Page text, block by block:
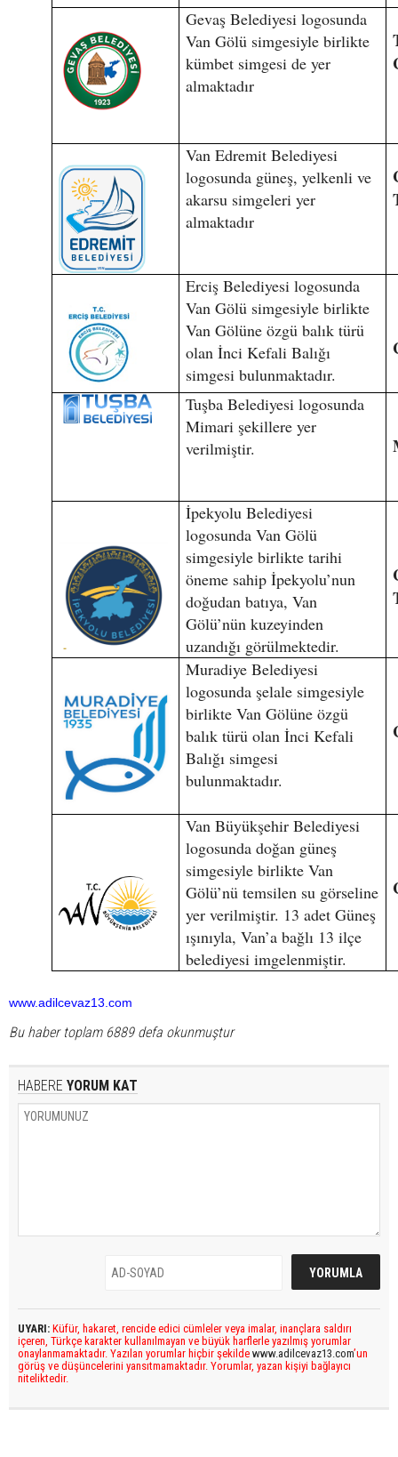
Gevaş Belediyesi logosunda
Van Gölü simgesiyle birlikte
kümbet simgesi de yer
almaktadır
Van Edremit Belediyesi
logosunda güneş, yelkenli ve
akarsu simgeleri yer
almaktadır
Erciş Belediyesi logosunda
Van Gölü simgesiyle birlikte
Van Gölüne özgü balık türü
olan İnci Kefali Balığı
simgesi bulunmaktadır.
Tuşba Belediyesi logosunda
Mimari şekillere yer
verilmiştir.
İpekyolu Belediyesi
logosunda Van Gölü
simgesiyle birlikte tarihi
öneme sahip İpekyolu’nun
doğudan batıya, Van
Gölü’nün kuzeyinden
uzandığı görülmektedir.
Muradiye Belediyesi
logosunda şelale simgesiyle
birlikte Van Gölüne özgü
balık türü olan İnci Kefali
Balığı simgesi
bulunmaktadır.
Van Büyükşehir Belediyesi
logosunda doğan güneş
simgesiyle birlikte Van
Gölü’nü temsilen su görseline
yer verilmiştir. 13 adet Güneş
ışınıyla, Van’a bağlı 13 ilçe
belediyesi imgelenmiştir.
www.adilcevaz13.com
Bu haber toplam 6889 defa okunmuştur
HABERE YORUM KAT
UYARI: Küfür, hakaret, rencide edici cümleler veya imalar, inançlara saldırı
içeren, Türkçe karakter kullanılmayan ve büyük harflerle yazılmış yorumlar
onaylanmamaktadır. Yazılan yorumlar hiçbir şekilde www.adilcevaz13.com’un
görüş ve düşüncelerini yansıtmamaktadır. Yorumlar, yazan kişiyi bağlayıcı
niteliktedir.